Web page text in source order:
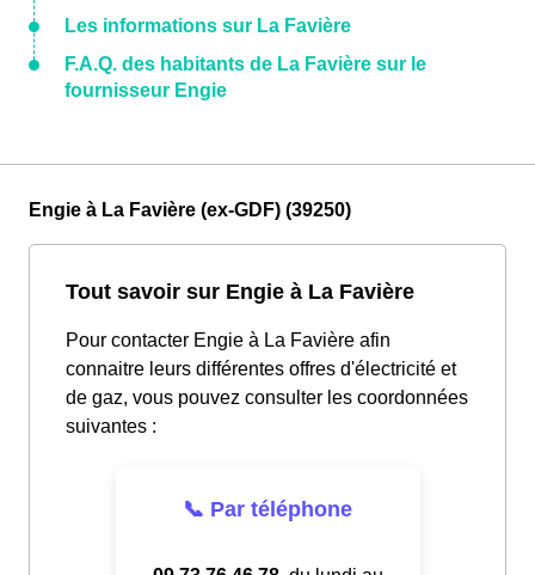
Les informations sur La Favière
F.A.Q. des habitants de La Favière sur le
fournisseur Engie
Engie à La Favière (ex-GDF) (39250)
Tout savoir sur Engie à La Favière
Pour contacter Engie à La Favière afin
connaitre leurs différentes offres d'électricité et
de gaz, vous pouvez consulter les coordonnées
suivantes :
📞 Par téléphone